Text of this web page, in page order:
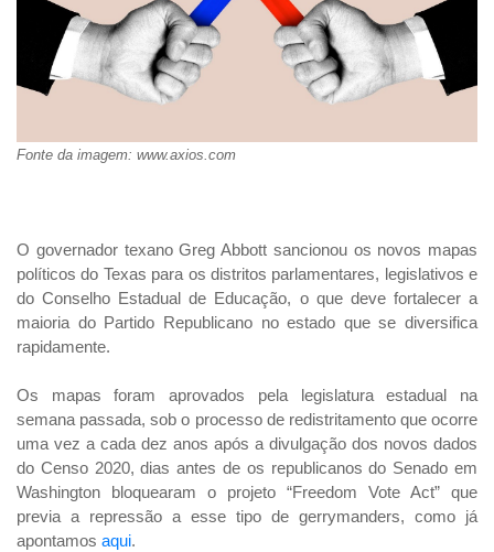
Fonte da imagem: www.axios.com
O governador texano Greg Abbott sancionou os novos mapas
políticos do Texas para os distritos parlamentares, legislativos e
do Conselho Estadual de Educação, o que deve fortalecer a
maioria do Partido Republicano no estado que se diversifica
rapidamente.
Os mapas foram aprovados pela legislatura estadual na
semana passada, sob o processo de redistritamento que ocorre
uma vez a cada dez anos após a divulgação dos novos dados
do Censo 2020, dias antes de os republicanos do Senado em
Washington bloquearam o projeto “Freedom Vote Act” que
previa a repressão a esse tipo de gerrymanders, como já
apontamos aqui.